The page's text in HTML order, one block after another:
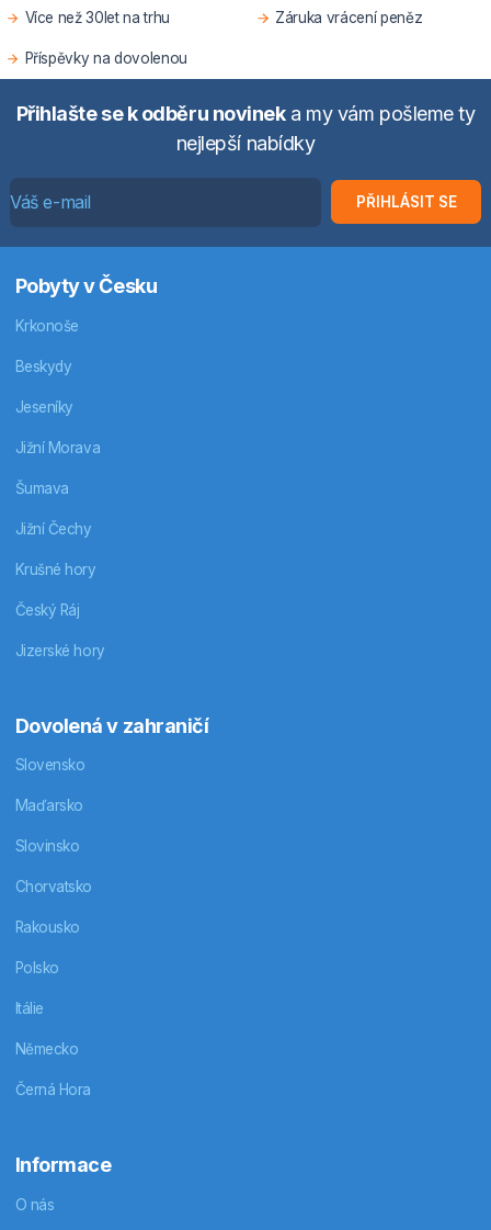
Více než 30let na trhu Záruka vrácení peněz
Příspěvky na dovolenou
Přihlašte se k odběru novineka my vám pošleme ty
nejlepší nabídky
PŘIHLÁSIT SE
Pobyty v Česku
Krkonoše
Beskydy
Jeseníky
Jižní Morava
Šumava
Jižní Čechy
Krušné hory
Český Ráj
Jizerské hory
Dovolená v zahraničí
Slovensko
Maďarsko
Slovinsko
Chorvatsko
Rakousko
Polsko
Itálie
Německo
Černá Hora
Informace
O nás